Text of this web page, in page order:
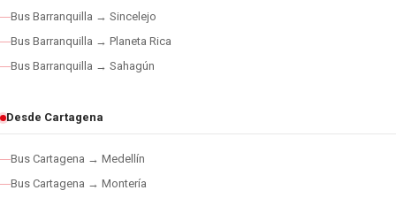
Bus Barranquilla → Sincelejo
Bus Barranquilla → Planeta Rica
Bus Barranquilla → Sahagún
Desde Cartagena
Bus Cartagena → Medellín
Bus Cartagena → Montería